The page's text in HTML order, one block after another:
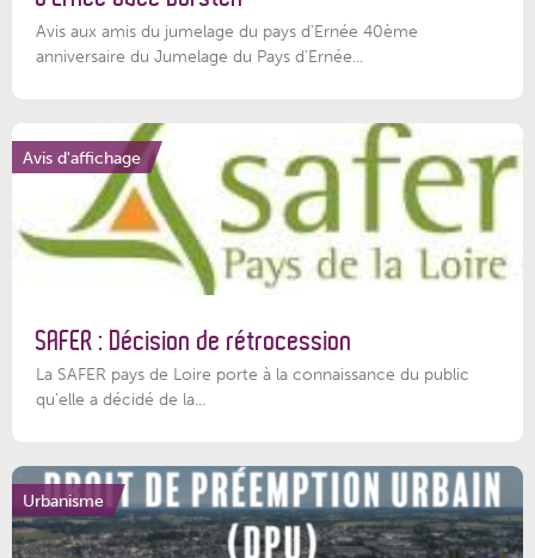
Avis aux amis du jumelage du pays d'Ernée 40ème
anniversaire du Jumelage du Pays d'Ernée...
Avis d'affichage
SAFER : Décision de rétrocession
La SAFER pays de Loire porte à la connaissance du public
qu’elle a décidé de la...
Urbanisme